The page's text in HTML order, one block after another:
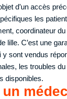
d’un accès
les
coordinateur
lille. C’est une
y sont vendus
les troubles
disponibles.
un